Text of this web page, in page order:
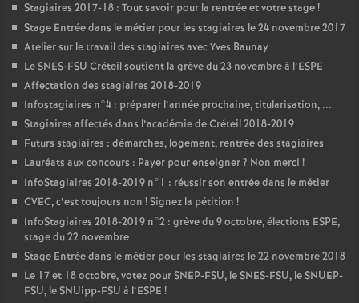
Stagiaires 2017-18 : Tout savoir pour la rentrée et votre stage!
Stage Entrée dans le métier pour les stagiaires le 24 novembre 2017
Atelier sur le travail des stagiaires avec Yves Baunay
LeSNES-FSU Créteil soutient la grève du 23 novembre à l’ESPE
Affectation des stagiaires 2018-2019
Infostagiaires n°4 : préparer l’année prochaine, titularisation, ...
Stagiaires affectés dans l’académie de Créteil 2018-2019
Futurs stagiaires : démarches, logement, rentrée des stagiaires
Lauréats aux concours : Payer pour enseigner? Non merci !
InfoStagiaires 2018-2019 n°1 : réussir son entrée dans le métier
CVEC, c’est toujours non ! Signez la pétition !
InfoStagiaires 2018-2019 n°2 : grève du 9 octobre, élections ESPE,
stage du 22 novembre
Stage Entrée dans le métier pour les stagiaires le 22 novembre 2018
Le 17 et 18 octobre, votez pourSNEP-FSU, leSNES-FSU, leSNUEP-
FSU, le SNUipp-FSU à l’ESPE !